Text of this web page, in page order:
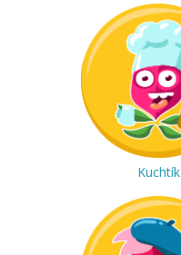
Kuchtík